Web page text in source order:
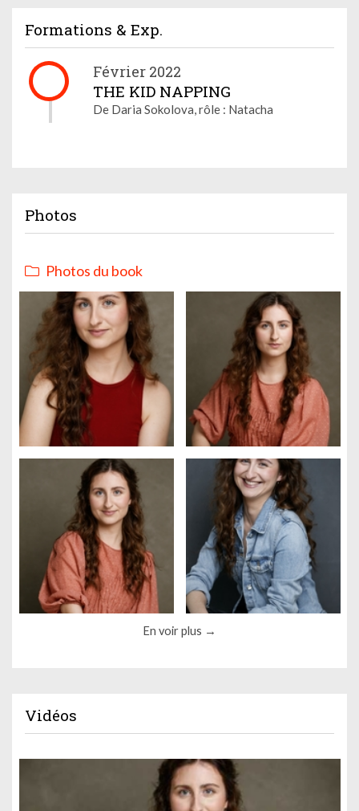
Formations & Exp.
Février 2022
THE KID NAPPING
De Daria Sokolova, rôle : Natacha
Photos
Photos du book
En voir plus
Vidéos